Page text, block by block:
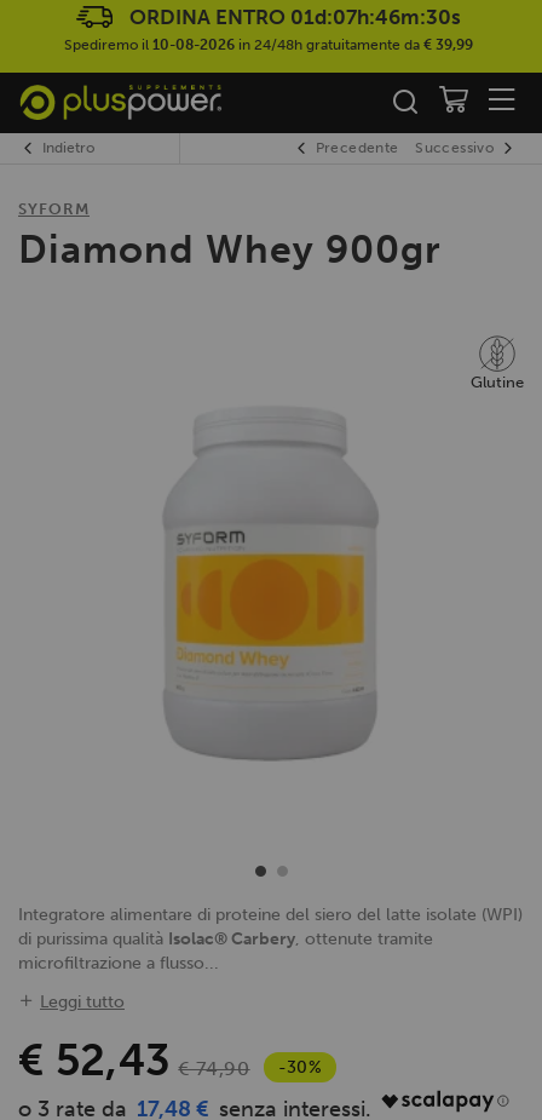
ORDINA ENTRO 01d:07h:46m:30s
Spediremo il 10-08-2026in 24/48h gratuitamente da € 39,99
Indietro Precedente Successivo
SYFORM
Diamond Whey 900gr
Glutine
Integratore alimentare di proteine del siero del latte isolate (WPI)
di purissima qualità Isolac® Carbery, ottenute tramite
microfiltrazione a flusso...
Leggi tutto
€ 52,43 € 74,90 -30%
17,48 €